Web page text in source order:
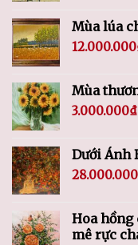
Mùa lúa
12.000.000
Mùa
3.000.000₫
Dưới Ánh
28.000.000
Hoa hồng
mê rực